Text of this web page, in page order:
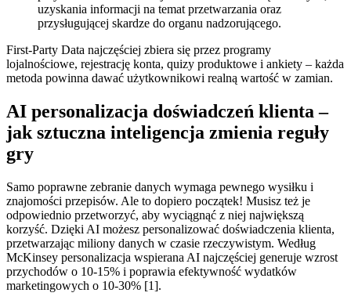
uzyskania informacji na temat przetwarzania oraz
przysługującej skardze do organu nadzorującego.
First-Party Data najczęściej zbiera się przez programy
lojalnościowe, rejestrację konta, quizy produktowe i ankiety – każda
metoda powinna dawać użytkownikowi realną wartość w zamian.
AI personalizacja doświadczeń klienta –
jak sztuczna inteligencja zmienia reguły
gry
Samo poprawne zebranie danych wymaga pewnego wysiłku i
znajomości przepisów. Ale to dopiero początek! Musisz też je
odpowiednio przetworzyć, aby wyciągnąć z niej największą
korzyść. Dzięki AI możesz personalizować doświadczenia klienta,
przetwarzając miliony danych w czasie rzeczywistym. Według
McKinsey personalizacja wspierana AI najczęściej generuje wzrost
przychodów o 10-15% i poprawia efektywność wydatków
marketingowych o 10-30% [1].